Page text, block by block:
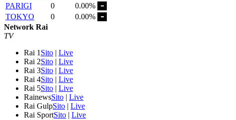
PARIGI
0
0.00%
TOKYO
0
0.00%
Network Rai
TV
Rai 1 Sito | Live
Rai 2Sito | Live
Rai 3Sito | Live
Rai 4Sito | Live
Rai 5Sito | Live
RainewsSito | Live
Rai GulpSito | Live
Rai SportSito | Live